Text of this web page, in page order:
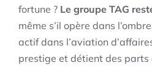
fortune ? Le groupe TAG
même s’il opère dans
actif dans l’aviation
prestige et détient des parts